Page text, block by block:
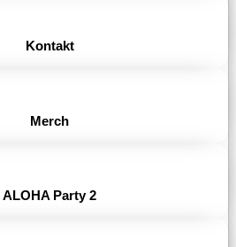
Kontakt
Merch
ALOHA Party 2